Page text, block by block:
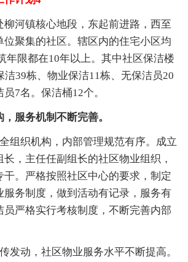
河镇核心地段，东起前进路，西至
位聚集的社区。辖区内的住宅小区均
年限都在10年以上。其中社区保洁楼
洁39栋、物业保洁11栋、无保洁员20
7名。保洁桶12个。
服务机制不断完善。
织机构，内部管理规范有序。成立
，主任任副组长的社区物业组织，
干。严格按照社区中心的要求，制定
服务制度，做到活动有记录，服务有
员严格实行考核制度，不断完善内部
动，社区物业服务水平不断提高。